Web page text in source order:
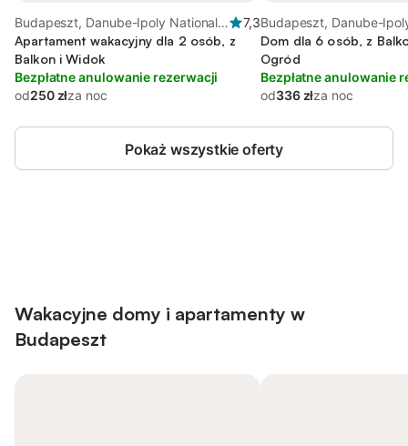
Budapeszt, Danube-Ipoly National
Park
7,3
Apartament wakacyjny dla 2 osób, z
Balkon i Widok
Bezpłatne anulowanie rezerwacji
od250 złza noc
Budapeszt, Danube-
Park
Dom dla 6 osób, z
Ogród
Bezpłatne anulowanie
od336 złza noc
Pokaż wszystkie oferty
Wakacyjne domy i apartamenty w
Budapeszt